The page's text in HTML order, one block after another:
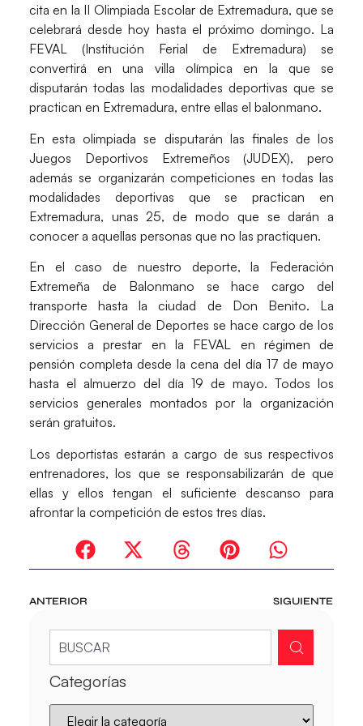
cita en la II Olimpiada Escolar de Extremadura, que se
celebrará desde hoy hasta el próximo domingo. La
FEVAL (Institución Ferial de Extremadura) se
convertirá en una villa olímpica en la que se
disputarán todas las modalidades deportivas que se
practican en Extremadura, entre ellas el balonmano.
En esta olimpiada se disputarán las finales de los
Juegos Deportivos Extremeños (JUDEX), pero
además se organizarán competiciones en todas las
modalidades deportivas que se practican en
Extremadura, unas 25, de modo que se darán a
conocer a aquellas personas que no las practiquen.
En el caso de nuestro deporte, la Federación
Extremeña de Balonmano se hace cargo del
transporte hasta la ciudad de Don Benito. La
Dirección General de Deportes se hace cargo de los
servicios a prestar en la FEVAL en régimen de
pensión completa desde la cena del día 17 de mayo
hasta el almuerzo del día 19 de mayo. Todos los
servicios generales montados por la organización
serán gratuitos.
Los deportistas estarán a cargo de sus respectivos
entrenadores, los que se responsabilizarán de que
ellas y ellos tengan el suficiente descanso para
afrontar la competición de estos tres días.
ANTERIOR SIGUIENTE
Categorías